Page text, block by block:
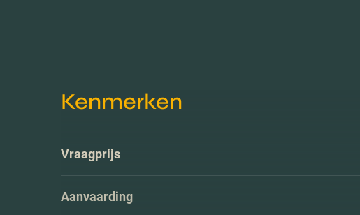
Kenmerken
Vraagprijs
Aanvaarding